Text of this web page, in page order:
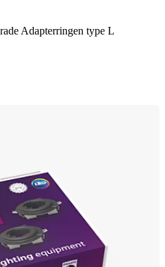
Adapterringen type L